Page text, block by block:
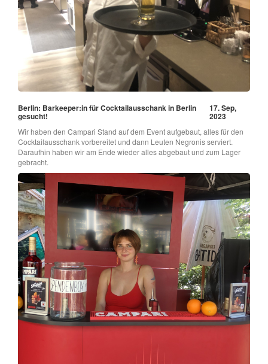
Berlin: Barkeeper:in für Cocktailausschank in Berlin
gesucht!
17. Sep,
2023
Wir haben den Campari Stand auf dem Event aufgebaut, alles für den
Cocktailausschank vorbereitet und dann Leuten Negronis serviert.
Daraufhin haben wir am Ende wieder alles abgebaut und zum Lager
gebracht.